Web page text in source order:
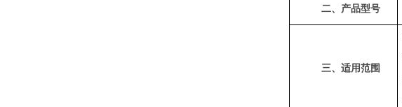
二、 产品型号
三、 适用范围